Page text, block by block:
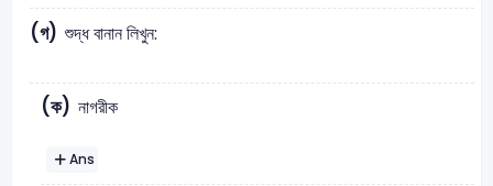
(গ) শুদ্ধ বানান লিখুন:
(ক) নাগরীক
Ans